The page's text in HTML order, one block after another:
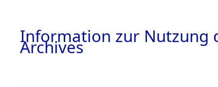
Information zur Nutzung
Archives